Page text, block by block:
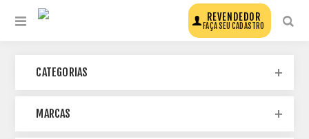
REVENDEDOR
FAÇA SEU CADASTRO
CATEGORIAS
MARCAS